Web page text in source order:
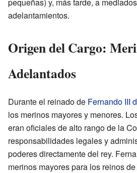
adelantamientos.
Origen del Cargo:
Adelantados
Durante el reinado de Fernando III
los merinos mayores y menores.
eran oficiales de alto rango de la
responsabilidades legales y
poderes directamente del rey.
merinos mayores para los reinos